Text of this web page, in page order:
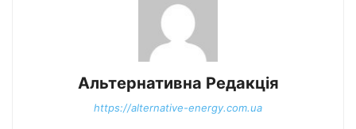
Альтернативна Редакція
https://alternative-energy.com.ua